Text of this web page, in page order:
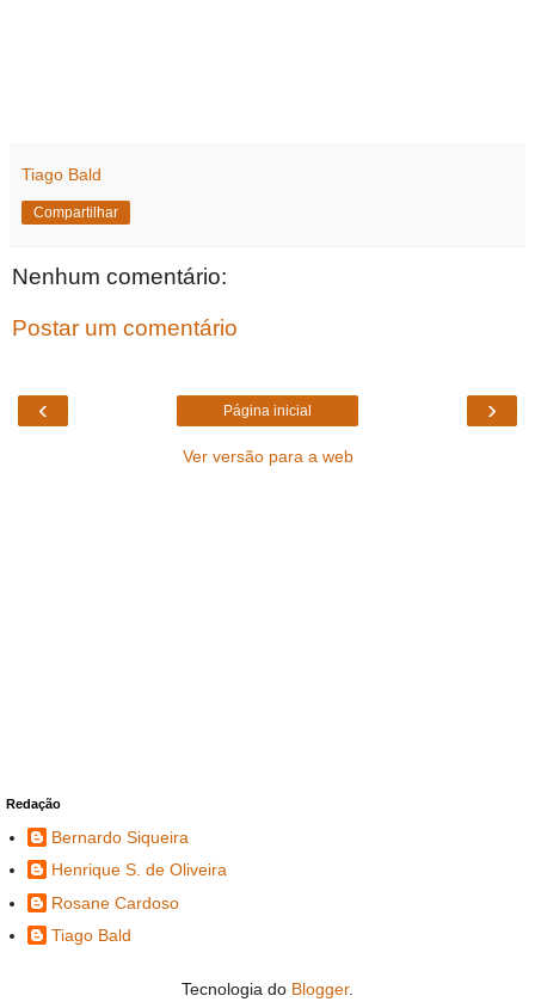
Tiago Bald
Compartilhar
Nenhum comentário:
Postar um comentário
‹ ›
Página inicial
Ver versão para a web
Redação
Bernardo Siqueira
Henrique S. de Oliveira
Rosane Cardoso
Tiago Bald
Tecnologia do Blogger.